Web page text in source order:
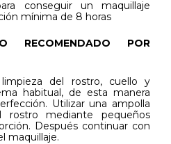
conseguir un maquillaje
mínima de 8 horas
RECOMENDADO POR
del rostro, cuello y
habitual, de esta manera
Utilizar una ampolla
mediante pequeños
Después continuar con
maquillaje.